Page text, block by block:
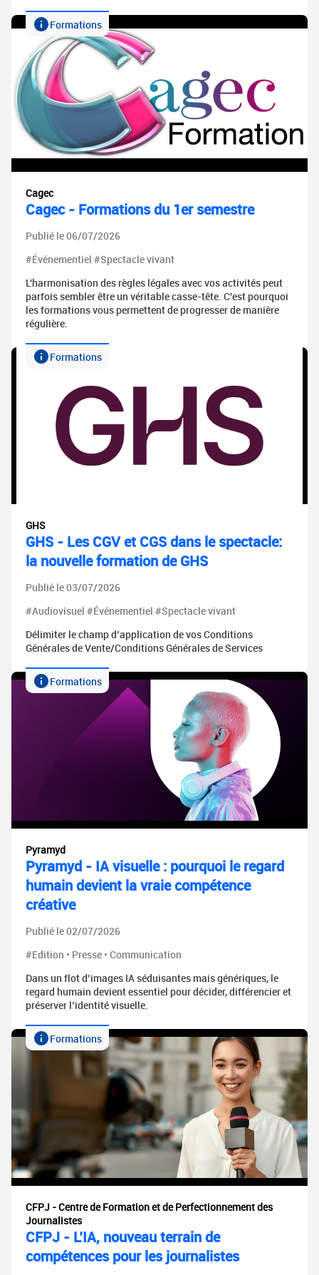
Formations
Cagec
Cagec - Formations du 1er semestre
Publié le 06/07/2026
#Événementiel #Spectacle vivant
L'harmonisation des règles légales avec vos activités peut
parfois sembler être un véritable casse-tête. C'est pourquoi
les formations vous permettent de progresser de manière
régulière.
Formations
GHS
GHS - Les CGV et CGS dans le spectacle:
la nouvelle formation de GHS
Publié le 03/07/2026
#Audiovisuel #Événementiel #Spectacle vivant
Délimiter le champ d’application de vos Conditions
Générales de Vente/Conditions Générales de Services
Formations
Pyramyd
Pyramyd - IA visuelle : pourquoi le regard
humain devient la vraie compétence
créative
Publié le 02/07/2026
#Edition • Presse • Communication
Dans un flot d’images IA séduisantes mais génériques, le
regard humain devient essentiel pour décider, différencier et
préserver l’identité visuelle.
Formations
CFPJ - Centre de Formation et de Perfectionnement des
Journalistes
CFPJ - L’IA, nouveau terrain de
compétences pour les journalistes